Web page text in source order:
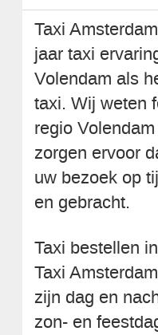
Taxi
jaar taxi
Volendam als
taxi. Wij weten
regio
zorgen ervoor
uw bezoek op
en gebracht.
Taxi bestellen
Taxi
zijn dag en
zon- en